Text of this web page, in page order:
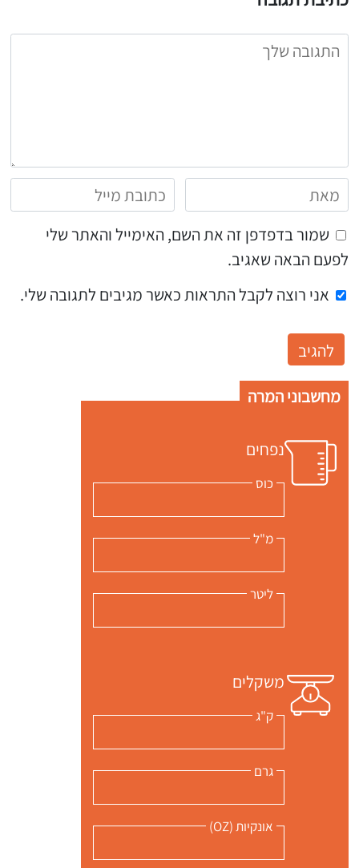
שמור בדפדפן זה את השם, האימייל והאתר שלי
לפעם הבאה שאגיב.
אני רוצה לקבל התראות כאשר מגיבים לתגובה שלי.
מחשבוני המרה
נפחים
כוס
מ"ל
ליטר
משקלים
ק"ג
גרם
אונקיות (OZ)